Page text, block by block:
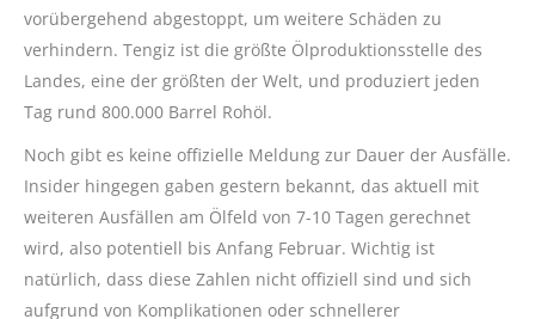
vorübergehend abgestoppt, um weitere Schäden zu
verhindern. Tengiz ist die größte Ölproduktionsstelle des
Landes, eine der größten der Welt, und produziert jeden
Tag rund 800.000 Barrel Rohöl.
Noch gibt es keine offizielle Meldung zur Dauer der Ausfälle.
Insider hingegen gaben gestern bekannt, das aktuell mit
weiteren Ausfällen am Ölfeld von 7-10 Tagen gerechnet
wird, also potentiell bis Anfang Februar. Wichtig ist
natürlich, dass diese Zahlen nicht offiziell sind und sich
aufgrund von Komplikationen oder schnellerer